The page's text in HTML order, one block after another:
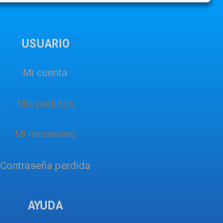
USUARIO
Mi cuenta
Mis pedidos
Mi monedero
Contraseña perdida
AYUDA